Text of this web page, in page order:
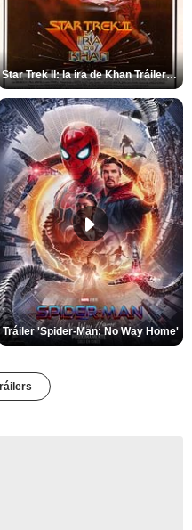
Star Trek II: la ira de Khan Tráiler VO
Tráiler 'Spider-Man: No Way Home'